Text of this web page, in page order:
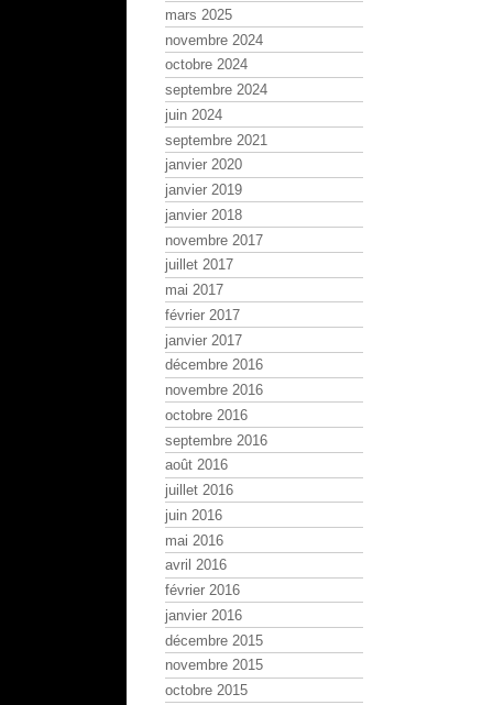
mars 2025
novembre 2024
octobre 2024
septembre 2024
juin 2024
septembre 2021
janvier 2020
janvier 2019
janvier 2018
novembre 2017
juillet 2017
mai 2017
février 2017
janvier 2017
décembre 2016
novembre 2016
octobre 2016
septembre 2016
août 2016
juillet 2016
juin 2016
mai 2016
avril 2016
février 2016
janvier 2016
décembre 2015
novembre 2015
octobre 2015